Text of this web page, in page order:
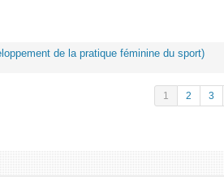
de la pratique féminine du sport)
1 2 3